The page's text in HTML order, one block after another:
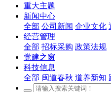
重大主题
新闻中心
全部 公司新闻 企业文化
经营管理
全部 招标采购 政策法规
党建之窗
科技信息
全部 闽道春秋 道养新知